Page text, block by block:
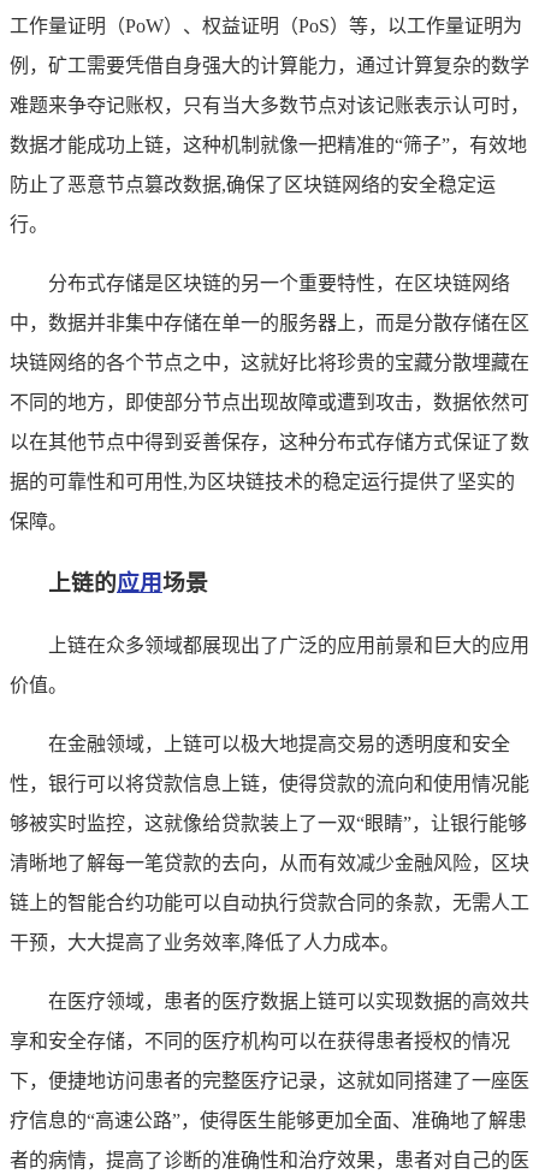
工作量证明（PoW）、权益证明（PoS）等，以工作量证明为
例，矿工需要凭借自身强大的计算能力，通过计算复杂的数学
难题来争夺记账权，只有当大多数节点对该记账表示认可时，
数据才能成功上链，这种机制就像一把精准的“筛子”，有效地
防止了恶意节点篡改数据,确保了区块链网络的安全稳定运
行。
分布式存储是区块链的另一个重要特性，在区块链网络
中，数据并非集中存储在单一的服务器上，而是分散存储在区
块链网络的各个节点之中，这就好比将珍贵的宝藏分散埋藏在
不同的地方，即使部分节点出现故障或遭到攻击，数据依然可
以在其他节点中得到妥善保存，这种分布式存储方式保证了数
据的可靠性和可用性,为区块链技术的稳定运行提供了坚实的
保障。
上链的应用场景
上链在众多领域都展现出了广泛的应用前景和巨大的应用
价值。
在金融领域，上链可以极大地提高交易的透明度和安全
性，银行可以将贷款信息上链，使得贷款的流向和使用情况能
够被实时监控，这就像给贷款装上了一双“眼睛”，让银行能够
清晰地了解每一笔贷款的去向，从而有效减少金融风险，区块
链上的智能合约功能可以自动执行贷款合同的条款，无需人工
干预，大大提高了业务效率,降低了人力成本。
在医疗领域，患者的医疗数据上链可以实现数据的高效共
享和安全存储，不同的医疗机构可以在获得患者授权的情况
下，便捷地访问患者的完整医疗记录，这就如同搭建了一座医
疗信息的“高速公路”，使得医生能够更加全面、准确地了解患
者的病情，提高了诊断的准确性和治疗效果，患者对自己的医